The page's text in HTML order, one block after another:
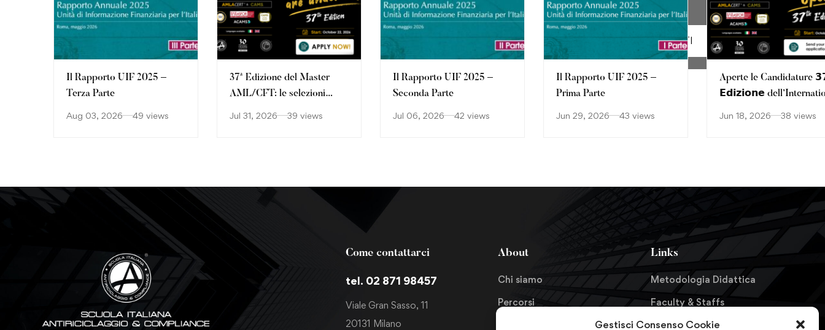
Gestisci Consenso Cookie
Il Rapporto UIF 2025 –
Terza Parte
Aug 03, 2026 49 views
37ª Edizione del Master
AML/CFT: le selezioni
Jul 31, 2026 39 views
Il Rapporto UIF 2025 –
Seconda Parte
Jul 06, 2026 42 views
Il Rapporto UIF 2025 –
Prima Parte
Jun 29, 2026 43 views
Aperte le Candidature
𝗘𝗱𝗶𝘇𝗶𝗼𝗻𝗲
Jun 18, 2026 38 views
ISCRIVITI
Come contattarci
tel. 02 871 98457
Viale Gran Sasso, 11
20131 Milano
About
Chi siamo
Percorsi
Links
Metodologia Didattica
Faculty & Staffs
Formazione finanziata